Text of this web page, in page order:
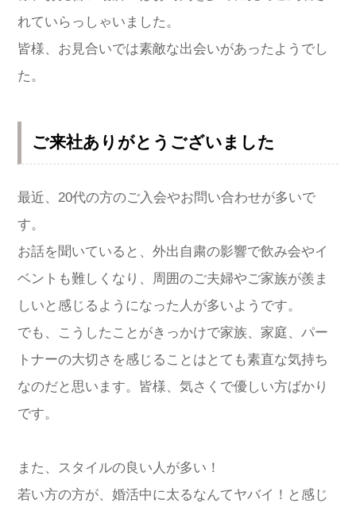
れていらっしゃいました。
皆様、お見合いでは素敵な出会いがあったようでし
た。
ご来社ありがとうございました
最近、20代の方のご入会やお問い合わせが多いで
す。
お話を聞いていると、外出自粛の影響で飲み会やイ
ベントも難しくなり、周囲のご夫婦やご家族が羨ま
しいと感じるようになった人が多いようです。
でも、こうしたことがきっかけで家族、家庭、パー
トナーの大切さを感じることはとても素直な気持ち
なのだと思います。皆様、気さくで優しい方ばかり
です。
また、スタイルの良い人が多い！
若い方の方が、婚活中に太るなんてヤバイ！と感じ